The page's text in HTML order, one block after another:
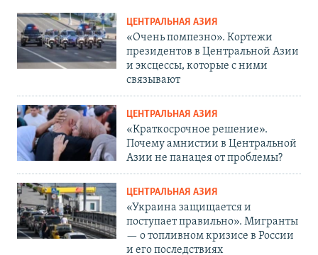
ЦЕНТРАЛЬНАЯ АЗИЯ
«Очень помпезно». Кортежи
президентов в Центральной Азии
и эксцессы, которые с ними
связывают
ЦЕНТРАЛЬНАЯ АЗИЯ
«Краткосрочное решение».
Почему амнистии в Центральной
Азии не панацея от проблемы?
ЦЕНТРАЛЬНАЯ АЗИЯ
«Украина защищается и
поступает правильно». Мигранты
— о топливном кризисе в России
и его последствиях